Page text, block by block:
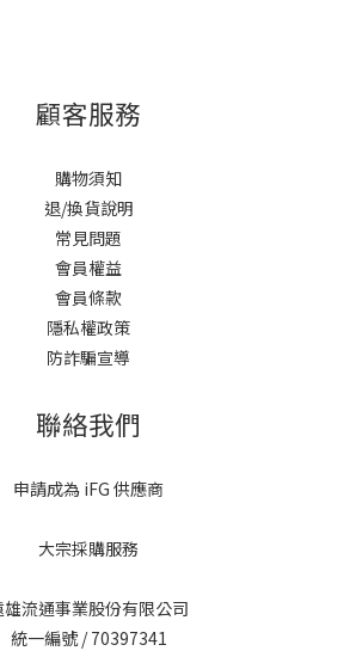
顧客服務
購物須知
退/換貨說明
常見問題
會員權益
會員條款
隱私權政策
防詐騙宣導
聯絡我們
申請成為 iFG 供應商
大宗採購服務
雄流通事業股份有限公司
統一編號 / 70397341